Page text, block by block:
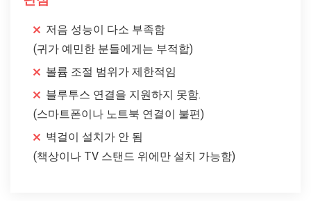
저음 성능이 다소 부족함
(귀가 예민한 분들에게는 부적합)
볼륨 조절 범위가 제한적임
블루투스 연결을 지원하지 못함.
(스마트폰이나 노트북 연결이 불편)
벽걸이 설치가 안 됨
(책상이나 TV 스탠드 위에만 설치 가능함)